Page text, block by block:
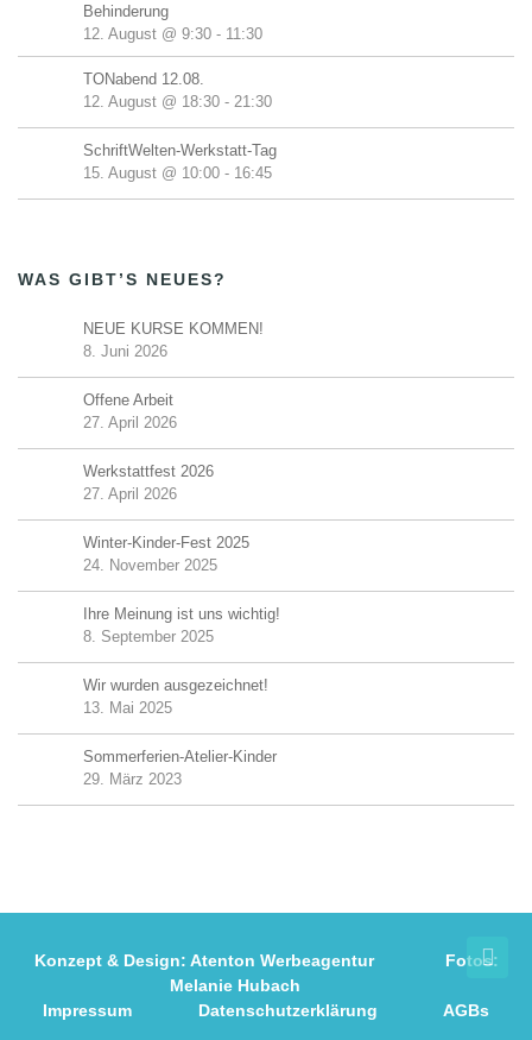
Behinderung
12. August @ 9:30 - 11:30
TONabend 12.08.
12. August @ 18:30 - 21:30
SchriftWelten-Werkstatt-Tag
15. August @ 10:00 - 16:45
WAS GIBT’S NEUES?
NEUE KURSE KOMMEN!
8. Juni 2026
Offene Arbeit
27. April 2026
Werkstattfest 2026
27. April 2026
Winter-Kinder-Fest 2025
24. November 2025
Ihre Meinung ist uns wichtig!
8. September 2025
Wir wurden ausgezeichnet!
13. Mai 2025
Sommerferien-Atelier-Kinder
29. März 2023
Konzept & Design: Atenton WerbeagenturFotos:
Melanie Hubach
Impressum
Datenschutzerklärung AGBs